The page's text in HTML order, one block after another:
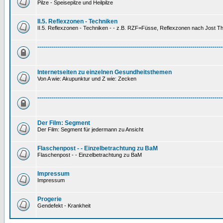
Pilze - Speisepilze und Heilpilze
II.5. Reflexzonen - Techniken
II.5. Reflexzonen - Techniken - - z.B. RZF=Füsse, Reflexzonen nach Jost
Internetseiten zu einzelnen Gesundheitsthemen
Von A wie: Akupunktur und Z wie: Zecken
Der Film: Segment
Der Film: Segment für jedermann zu Ansicht
Flaschenpost - - Einzelbetrachtung zu BaM
Flaschenpost - - Einzelbetrachtung zu BaM
Impressum
Impressum
Progerie
Gendefekt - Krankheit